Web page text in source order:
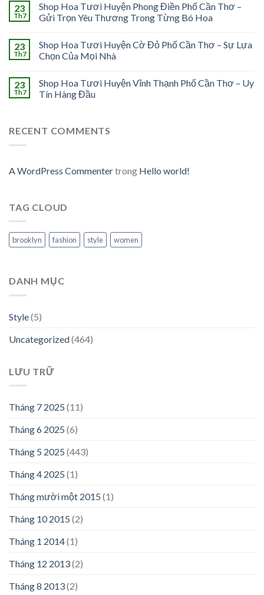
23
Th7
Shop Hoa Tươi Huyện Phong Điền Phố Cần Thơ –
Gửi Trọn Yêu Thương Trong Từng Bó Hoa
23
Th7
Shop Hoa Tươi Huyện Cờ Đỏ Phố Cần Thơ – Sự Lựa
Chọn Của Mọi Nhà
23
Th7
Shop Hoa Tươi Huyện Vĩnh Thạnh Phố Cần Thơ – Uy
Tín Hàng Đầu
RECENT COMMENTS
A WordPress Commentertrong Hello world!
TAG CLOUD
brooklyn fashion style women
DANH MỤC
Style(5)
Uncategorized(464)
LƯU TRỮ
Tháng 7 2025 (11)
Tháng 6 2025 (6)
Tháng 5 2025 (443)
Tháng 4 2025 (1)
Tháng mười một 2015 (1)
Tháng 10 2015 (2)
Tháng 1 2014(1)
Tháng 12 2013(2)
Tháng 8 2013(2)